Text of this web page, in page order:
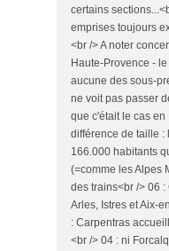
certains
emprises toujours
<br /> A noter
Haute-Provence -
aucune des sous-
ne voit pas passer
que c'était le cas en
différence de taille :
166.000 habitants
(=comme les Alpes
des trains<br /> 06
Arles, Istres et Aix-
: Carpentras
<br /> 04 : ni